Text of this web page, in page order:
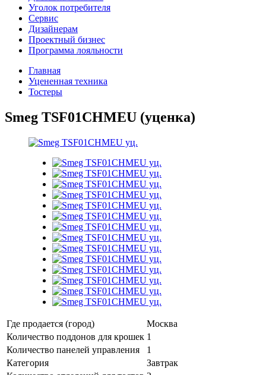
Уголок потребителя
Сервис
Дизайнерам
Проектный бизнес
Программа лояльности
Главная
Уцененная техника
Тостеры
Smeg TSF01CHMEU (уценка)
Где продается (город)
Москва
Количество поддонов для крошек 1
Количество панелей управления
1
Категория
Завтрак